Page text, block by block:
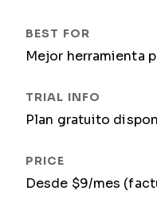
Mejor herramienta
Plan gratuito
Desde $9/mes